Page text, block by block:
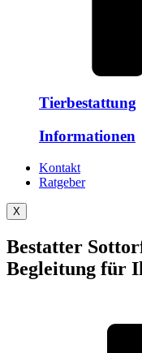
Tierbestattung
Informationen
Kontakt
Ratgeber
X
Bestatter
Begleitung für